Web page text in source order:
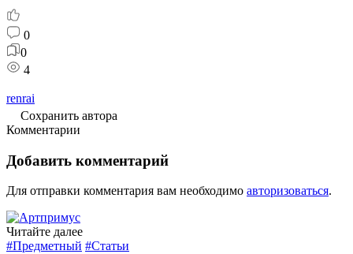
0
0
4
renrai
Сохранить автора
Комментарии
Добавить комментарий
Для отправки комментария вам необходимо авторизоваться.
Читайте далее
#Предметный #Статьи